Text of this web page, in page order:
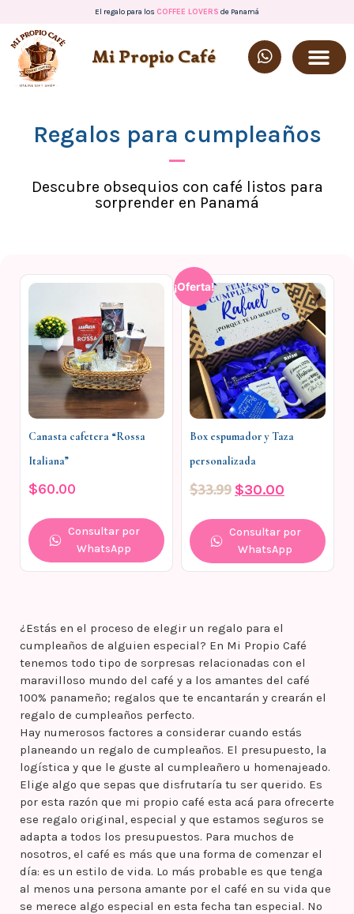
El regalo para los COFFEE LOVERS de Panamá
Mi Propio Café
Regalos para cumpleaños
Descubre obsequios con café listos para
sorprender en Panamá
Canasta cafetera “Rossa
Italiana”
$60.00
Consultar por
WhatsApp
¡Oferta!
Box espumador y Taza
personalizada
$33.99 $30.00
Consultar por
WhatsApp
¿Estás en el proceso de elegir un regalo para el
cumpleaños de alguien especial? En Mi Propio Café
tenemos todo tipo de sorpresas relacionadas con el
maravilloso mundo del café y a los amantes del café
100% panameño; regalos que te encantarán y crearán el
regalo de cumpleaños perfecto.
Hay numerosos factores a considerar cuando estás
planeando un regalo de cumpleaños. El presupuesto, la
logística y que le guste al cumpleañero u homenajeado.
Elige algo que sepas que disfrutaría tu ser querido. Es
por esta razón que mi propio café esta acá para ofrecerte
ese regalo original, especial y que estamos seguros se
adapta a todos los presupuestos. Para muchos de
nosotros, el café es más que una forma de comenzar el
día: es un estilo de vida. Lo más probable es que tenga
al menos una persona amante por el café en su vida que
se merece algo especial en esta fecha tan especial. No